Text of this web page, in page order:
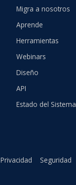
Migra a nosotros
Aprende
Herramientas
Webinars
Diseño
API
Estado del Sistema
Privacidad Seguridad